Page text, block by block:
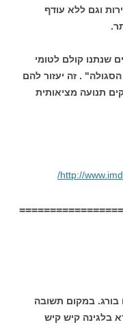
וגם ללא עודף
שנתנו קולם לטומי
. זה יעזור להם
תנועה מציאותית
http://
במקום תשובה
בלגינה קיש קיש